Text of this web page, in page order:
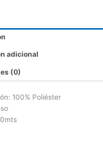
adicional
(0)
: 100% Poliéster